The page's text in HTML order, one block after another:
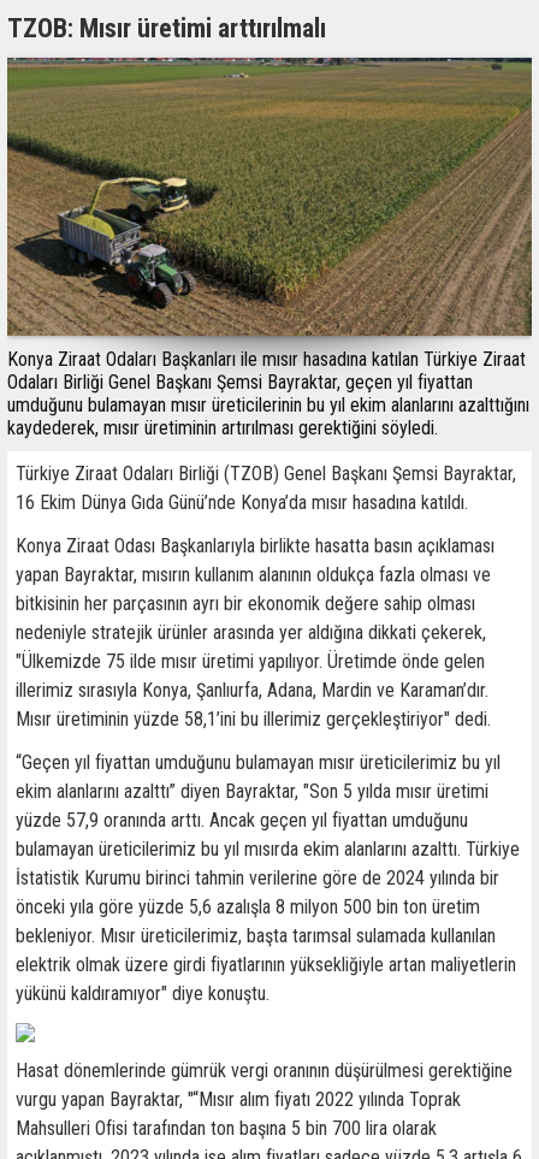
TZOB: Mısır üretimi arttırılmalı
Konya Ziraat Odaları Başkanları ile mısır hasadına katılan Türkiye Ziraat
Odaları Birliği Genel Başkanı Şemsi Bayraktar, geçen yıl fiyattan
umduğunu bulamayan mısır üreticilerinin bu yıl ekim alanlarını azalttığını
kaydederek, mısır üretiminin artırılması gerektiğini söyledi.
Türkiye Ziraat Odaları Birliği (TZOB) Genel Başkanı Şemsi Bayraktar,
16 Ekim Dünya Gıda Günü’nde Konya’da mısır hasadına katıldı.
Konya Ziraat Odası Başkanlarıyla birlikte hasatta basın açıklaması
yapan Bayraktar, mısırın kullanım alanının oldukça fazla olması ve
bitkisinin her parçasının ayrı bir ekonomik değere sahip olması
nedeniyle stratejik ürünler arasında yer aldığına dikkati çekerek,
"Ülkemizde 75 ilde mısır üretimi yapılıyor. Üretimde önde gelen
illerimiz sırasıyla Konya, Şanlıurfa, Adana, Mardin ve Karaman’dır.
Mısır üretiminin yüzde 58,1’ini bu illerimiz gerçekleştiriyor" dedi.
“Geçen yıl fiyattan umduğunu bulamayan mısır üreticilerimiz bu yıl
ekim alanlarını azalttı” diyen Bayraktar, "Son 5 yılda mısır üretimi
yüzde 57,9 oranında arttı. Ancak geçen yıl fiyattan umduğunu
bulamayan üreticilerimiz bu yıl mısırda ekim alanlarını azalttı. Türkiye
İstatistik Kurumu birinci tahmin verilerine göre de 2024 yılında bir
önceki yıla göre yüzde 5,6 azalışla 8 milyon 500 bin ton üretim
bekleniyor. Mısır üreticilerimiz, başta tarımsal sulamada kullanılan
elektrik olmak üzere girdi fiyatlarının yüksekliğiyle artan maliyetlerin
yükünü kaldıramıyor" diye konuştu.
Hasat dönemlerinde gümrük vergi oranının düşürülmesi gerektiğine
vurgu yapan Bayraktar, "“Mısır alım fiyatı 2022 yılında Toprak
Mahsulleri Ofisi tarafından ton başına 5 bin 700 lira olarak